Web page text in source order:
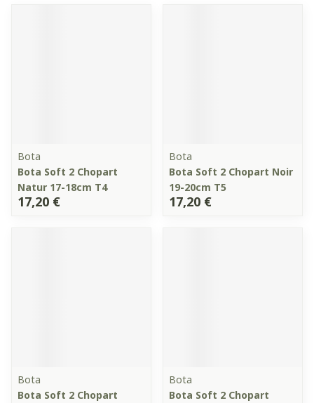
Bota
Bota Soft 2 Chopart
Natur 17-18cm T4
17,20 €
Bota
Bota Soft 2 Chopart Noir
19-20cm T5
17,20 €
Bota
Bota Soft 2 Chopart
Bota
Bota Soft 2 Chopart